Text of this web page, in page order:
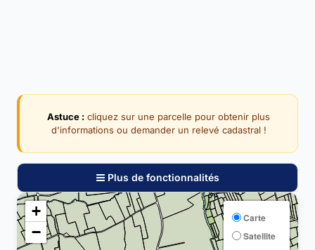
Astuce : cliquez sur une parcelle pour obtenir plus
d'informations ou demander un relevé cadastral !
Plus de fonctionnalités
+
−
Carte
Satellite